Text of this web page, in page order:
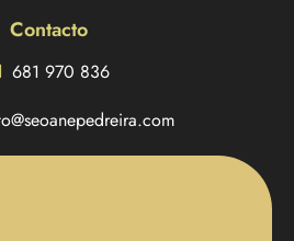
Contacto
681 970 836